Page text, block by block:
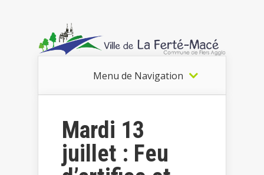
Menu de Navigation
Mardi 13
juillet : Feu